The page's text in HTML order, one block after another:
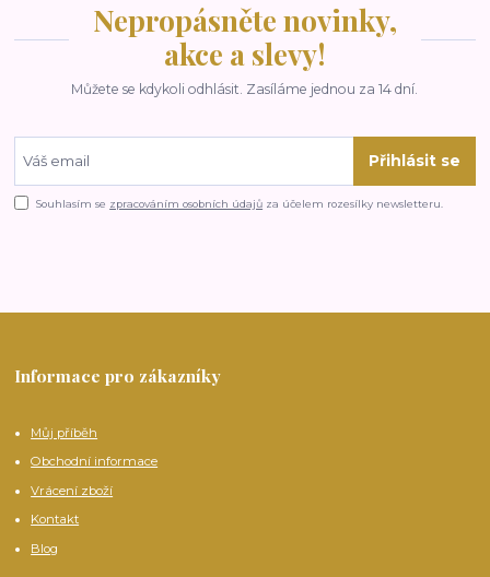
Nepropásněte novinky,
akce a slevy!
Můžete se kdykoli odhlásit. Zasíláme jednou za 14 dní.
Přihlásit se
Souhlasím se zpracováním osobních údajů za účelem rozesílky newsletteru.
Informace pro zákazníky
Můj příběh
Obchodní informace
Vrácení zboží
Kontakt
Blog